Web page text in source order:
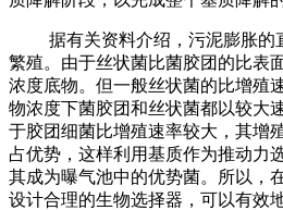
据有关资料介绍，污泥膨胀的
繁殖。由于丝状菌比菌胶团的比表
浓度底物。但一般丝状菌的比增殖
物浓度下菌胶团和丝状菌都以较大
于胶团细菌比增殖速率较大，其增
占优势，这样利用基质作为推动力
其成为曝气池中的优势菌。所以，
设计合理的生物选择器，可以有效